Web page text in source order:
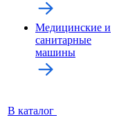
Медицинские и
санитарные
машины
В каталог